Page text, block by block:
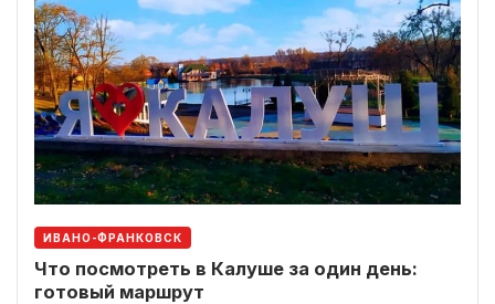
ИВАНО-ФРАНКОВСК
Что посмотреть в Калуше за один день:
готовый маршрут